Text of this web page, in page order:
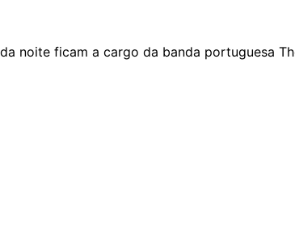
noite ficam a cargo da banda portuguesa